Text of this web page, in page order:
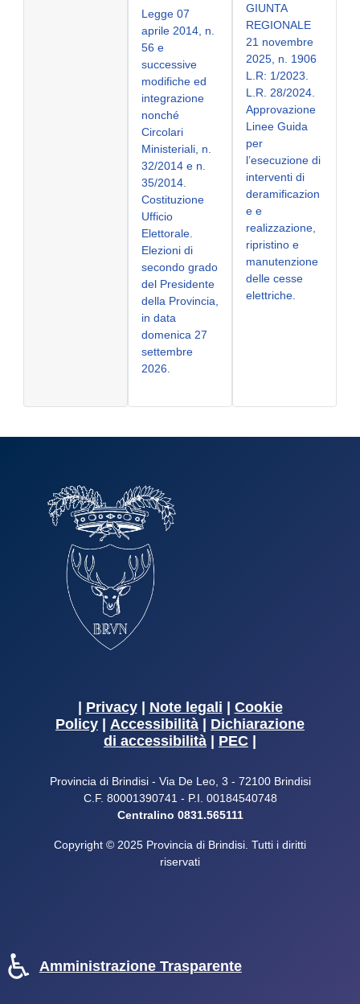
Legge 07
aprile 2014, n.
56 e
successive
modifiche ed
integrazione
nonché
Circolari
Ministeriali, n.
32/2014 e n.
35/2014.
Costituzione
Ufficio
Elettorale.
Elezioni di
secondo grado
del Presidente
della Provincia,
in data
domenica 27
settembre
2026.
GIUNTA
REGIONALE
21 novembre
2025, n. 1906
L.R: 1/2023.
L.R. 28/2024.
Approvazione
Linee Guida
per
l’esecuzione di
interventi di
deramificazion
e e
realizzazione,
ripristino e
manutenzione
delle cesse
elettriche.
Privacy| Note legali
Cookie
Policy
Accessibilità
Dichiarazione
di accessibilità
PEC
Provincia di Brindisi - Via De Leo, 3 - 72100 Brindisi
C.F. 80001390741 - P.I. 00184540748
Centralino 0831.565111
Copyright © 2025 Provincia di Brindisi. Tutti i diritti
riservati
Amministrazione Trasparente